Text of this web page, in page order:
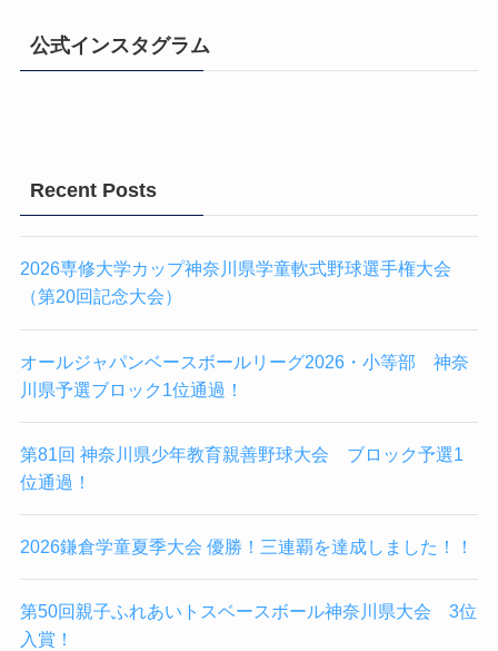
公式インスタグラム
Recent Posts
2026専修大学カップ神奈川県学童軟式野球選手権大会
（第20回記念大会）
オールジャパンベースボールリーグ2026・小等部 神奈
川県予選ブロック1位通過！
第81回 神奈川県少年教育親善野球大会 ブロック予選1
位通過！
2026鎌倉学童夏季大会 優勝！三連覇を達成しました！！
第50回親子ふれあいトスベースボール神奈川県大会 3位
入賞！